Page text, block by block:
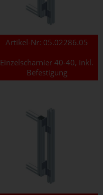
Artikel-Nr: 05.02286.05
Einzelscharnier 40-40, inkl.
Befestigung